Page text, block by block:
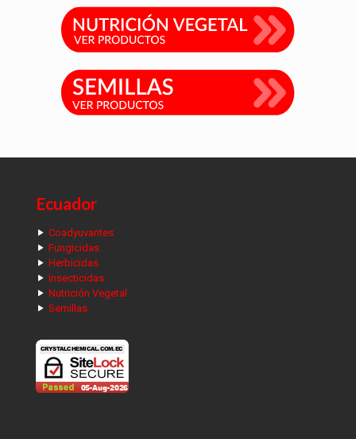
Ecuador
Coadyuvantes
Fungicidas
Herbicidas
Insecticidas
Nutrición Vegetal
Semillas